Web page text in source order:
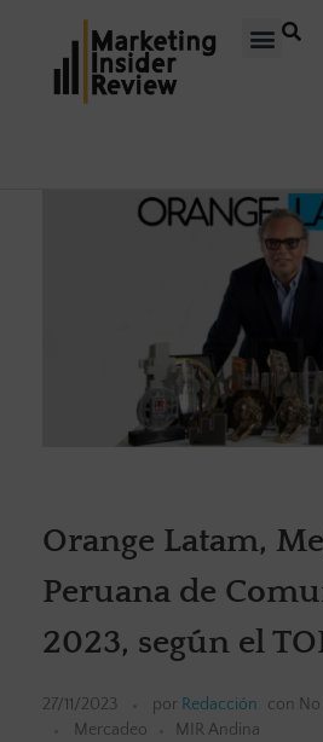
Orange Latam,
Peruana de
2023, según el
27/11/2023 por Redacción con
Mercadeo
MIR Andina